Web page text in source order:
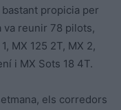
propicia per
va reunir 78 pilots,
MX 125 2T, MX 2,
i MX Sots 18 4T.
els corredors